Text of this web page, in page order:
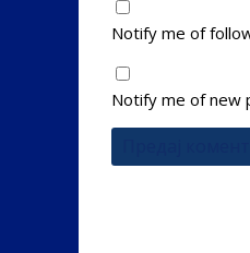
Notify me of
Notify me of new